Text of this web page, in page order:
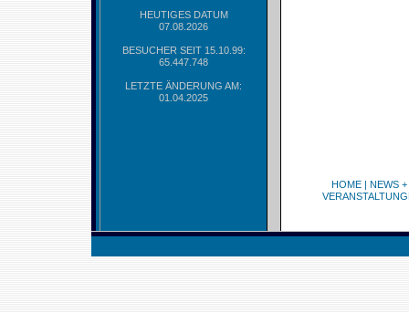
HEUTIGES DATUM
07.08.2026
BESUCHER SEIT 15.10.99:
65.447.748
LETZTE ÄNDERUNG AM:
01.04.2025
HOME| NEWS